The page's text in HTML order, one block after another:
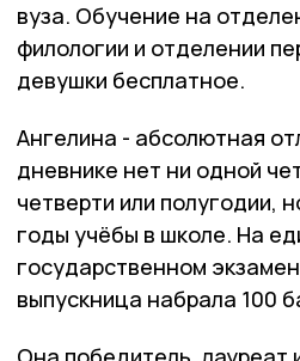
вуза. Обучение на
филологии и отделении
девушки бесплатное.
Ангелина - абсолютная
дневнике нет ни одной
четверти или полугодии,
годы учёбы в школе. На
государственном
выпускница набрала 100